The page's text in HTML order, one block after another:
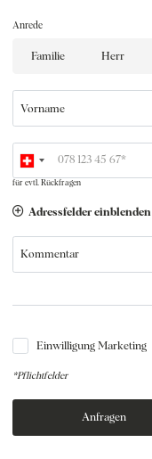
Anrede
Familie Herr
Vorname
für evtl. Rückfragen
Adressfelder einblenden
Kommentar
Einwilligung Marketing
*Pflichtfelder
Anfragen